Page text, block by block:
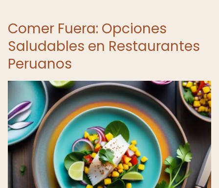
Comer Fuera: Opciones
Saludables en Restaurantes
Peruanos